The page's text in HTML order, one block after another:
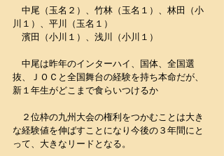
中尾（玉名２）、竹林（玉名１）、林田（小
川１）、平川（玉名１）
濱田（小川１）、浅川（小川１）
中尾は昨年のインターハイ、国体、全国選
抜、ＪＯＣと全国舞台の経験を持ち本命だが、
新１年生がどこまで食らいつけるか
２位枠の九州大会の権利をつかむことは大き
な経験値を伸ばすことになり今後の３年間にと
って、大きなリードとなる。